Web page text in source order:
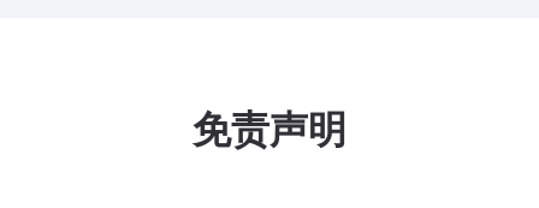
免责声明